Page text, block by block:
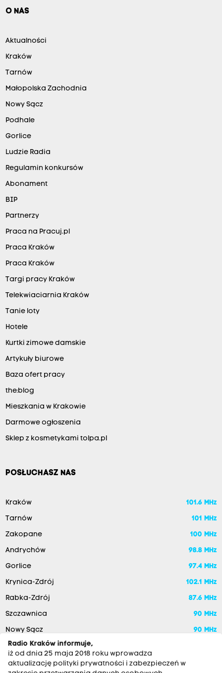
O NAS
Aktualności
Kraków
Tarnów
Małopolska Zachodnia
Nowy Sącz
Podhale
Gorlice
Ludzie Radia
Regulamin konkursów
Abonament
BIP
Partnerzy
Praca na Pracuj.pl
Praca Kraków
Praca Kraków
Targi pracy Kraków
Telekwiaciarnia Kraków
Tanie loty
Hotele
Kurtki zimowe damskie
Artykuły biurowe
Baza ofert pracy
the:blog
Mieszkania w Krakowie
Darmowe ogłoszenia
Sklep z kosmetykami tolpa.pl
POSŁUCHASZ NAS
Kraków 101.6 MHz
Tarnów 101 MHz
Zakopane 100 MHz
Andrychów 98.8 MHz
Gorlice 97.4 MHz
Krynica-Zdrój 102.1 MHz
Rabka-Zdrój 87.6 MHz
Szczawnica 90 MHz
Nowy Sącz
90 MHz
Radio Kraków informuje,
iż od dnia 25 maja 2018 roku wprowadza
aktualizację polityki prywatności i zabezpieczeń w